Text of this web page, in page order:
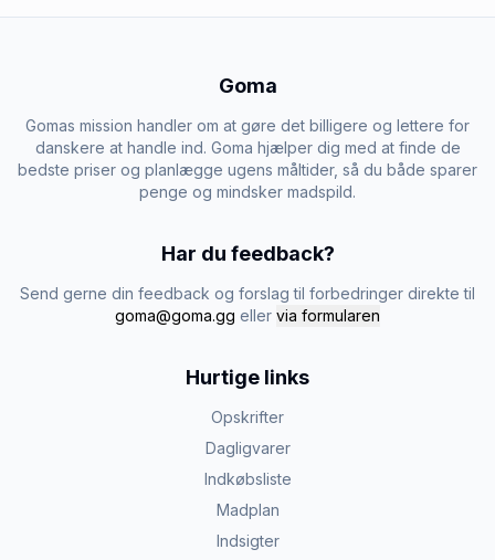
Goma
Gomas mission handler om at gøre det billigere og lettere for
danskere at handle ind. Goma hjælper dig med at finde de
bedste priser og planlægge ugens måltider, så du både sparer
penge og mindsker madspild.
Har du feedback?
Send gerne din feedback og forslag til forbedringer direkte til
goma@goma.gg eller via formularen
Hurtige links
Opskrifter
Dagligvarer
Indkøbsliste
Madplan
Indsigter